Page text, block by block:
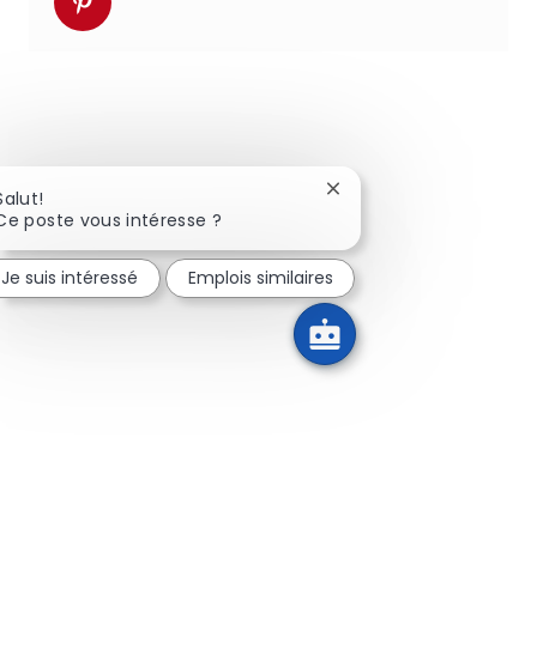
poste vous intéresse ?
Fermer la notification
Je suis intéressé Emplois similaires